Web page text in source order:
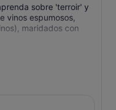
sobre 'terroir' y
vinos espumosos,
maridados con